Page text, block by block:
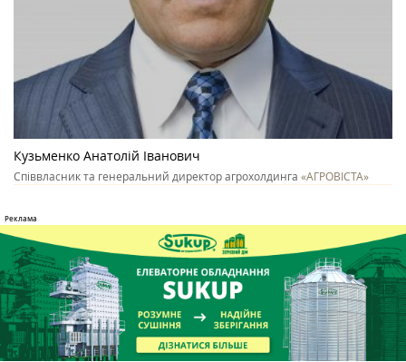
Кузьменко Анатолій Іванович
Співвласник та генеральний директор агрохолдинга «АГРОВІСТА»